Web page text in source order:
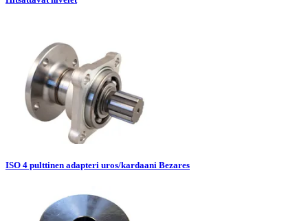
ISO 4 pulttinen adapteri uros/kardaani Bezares